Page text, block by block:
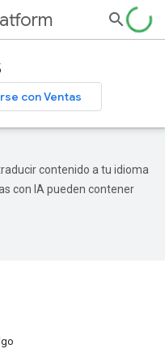
con Ventas
contenido a tu idioma
con IA pueden contener